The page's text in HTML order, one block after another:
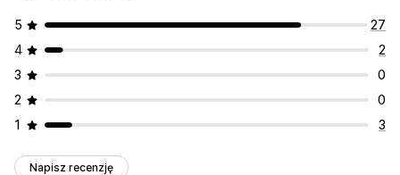
5
27
4
2
3
0
2
0
1
3
Napisz recenzję